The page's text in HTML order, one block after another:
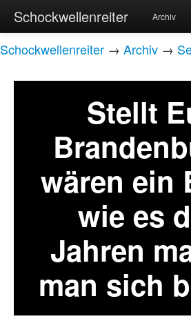
Schockwellenreiter Archiv
Schockwellenreiter → Archiv →
Stellt
wären ein
wie es
Jahren
man sich